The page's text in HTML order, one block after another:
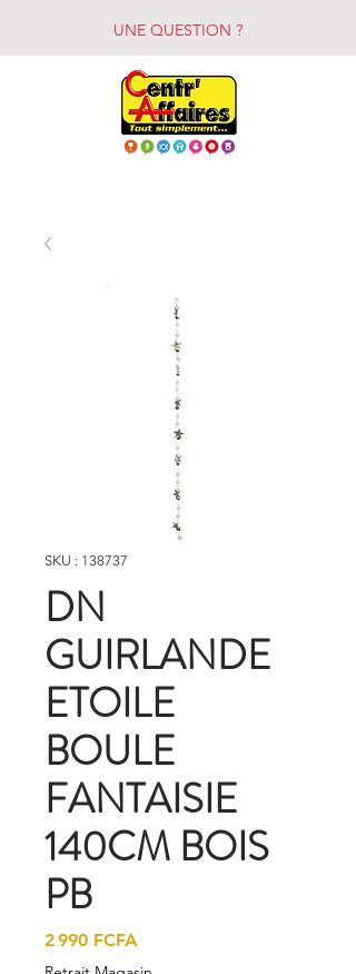
UNE QUESTION ?
SKU : 138737
DN
GUIRLANDE
ETOILE
BOULE
FANTAISIE
140CM BOIS
PB
2 990 FCFA